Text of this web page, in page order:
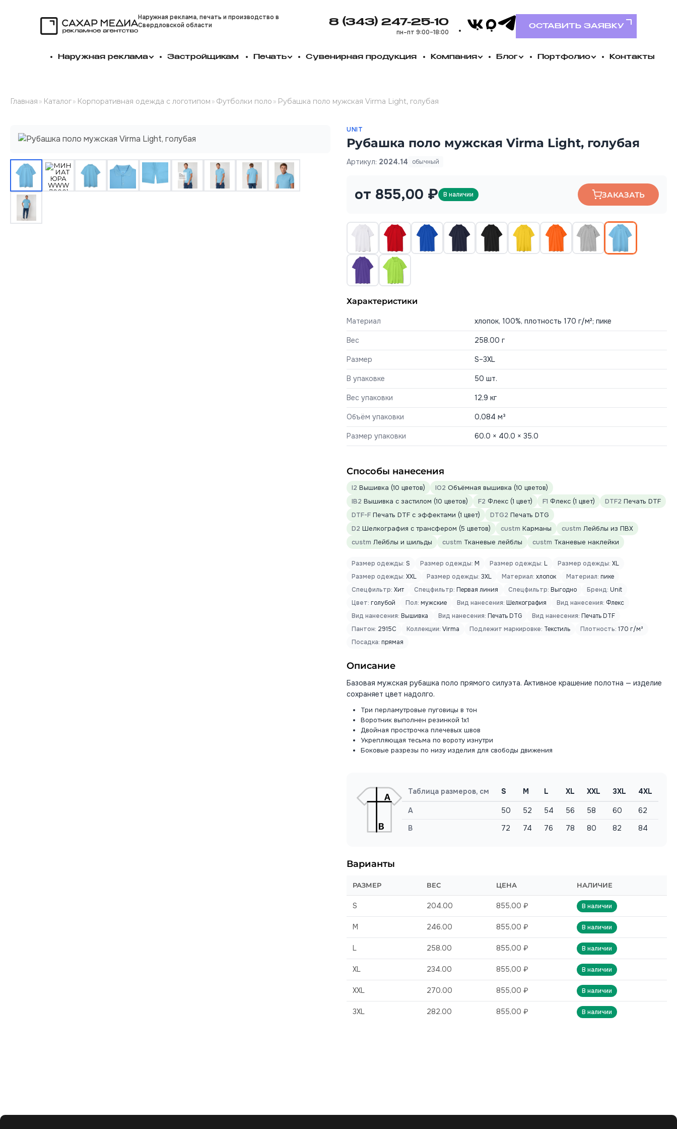
Наружная реклама, печать и производство в
Свердловской области
8 (343) 247-25-10
пн–пт 9:00–18:00
VK Telegram
MAX
ОСТАВИТЬ ЗАЯВКУ
Наружная реклама Застройщикам Печать Сувенирная продукция Компания Блог Портфолио Контакты
Главная » Каталог» Корпоративная одежда с логотипом » Футболки поло » Рубашка поло мужская Virma Light, голубая
UNIT
Рубашка поло мужская Virma Light, голубая
Артикул: 2024.14 обычный
от 855,00 ₽ В наличии ЗАКАЗАТЬ
Характеристики
Материал хлопок, 100%, плотность 170 г/м²; пике
Вес 258.00 г
Размер S–3XL
В упаковке 50 шт.
Вес упаковки 12,9 кг
Объём упаковки 0,084 м³
Размер упаковки 60.0 × 40.0 × 35.0
Способы нанесения
I2 Вышивка (10 цветов) IO2 Объёмная вышивка (10 цветов)
IB2 Вышивка с застилом (10 цветов) F2 Флекс (1 цвет) F1 Флекс (1 цвет) DTF2 Печать DTF
DTF-F Печать DTF с эффектами (1 цвет) DTG2 Печать DTG
D2 Шелкография с трансфером (5 цветов) custm Карманы custm Лейблы из ПВХ
custm Лейблы и шильды custm Тканевые лейблы custm Тканевые наклейки
Размер одежды: S Размер одежды: M Размер одежды: L Размер одежды: XL
Размер одежды: XXL Размер одежды: 3XL Материал: хлопок Материал: пике
Спецфильтр: Хит Спецфильтр: Первая линия Спецфильтр: Выгодно Бренд: Unit
Цвет: голубой Пол: мужские Вид нанесения: Шелкография Вид нанесения: Флекс
Вид нанесения: Вышивка Вид нанесения: Печать DTG Вид нанесения: Печать DTF
Пантон: 2915C Коллекции: Virma Подлежит маркировке: Текстиль Плотность: 170 г/м²
Посадка: прямая
Описание
Базовая мужская рубашка поло прямого силуэта. Активное крашение полотна — изделие
сохраняет цвет надолго.
Три перламутровые пуговицы в тон
Воротник выполнен резинкой 1x1
Двойная прострочка плечевых швов
Укрепляющая тесьма по вороту изнутри
Боковые разрезы по низу изделия для свободы движения
Таблица размеров, см S M L XL XXL 3XL 4XL
A 50 52 54 56 58 60
62
B
72 74 76 78 80 82 84
Варианты
РАЗМЕР ВЕС ЦЕНА НАЛИЧИЕ
S 204.00 855,00 ₽ В наличии
M 246.00 855,00 ₽ В наличии
L 258.00 855,00 ₽ В наличии
XL 234.00 855,00 ₽ В наличии
XXL 270.00 855,00 ₽ В наличии
3XL 282.00 855,00 ₽ В наличии